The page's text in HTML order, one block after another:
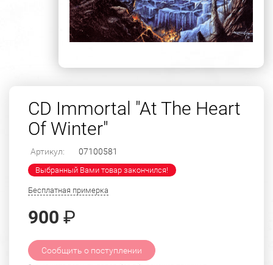
CD Immortal "At The Heart
Of Winter"
Артикул: 07100581
Выбранный Вами товар закончился!
Бесплатная примерка
900 ₽
Сообщить о поступлении